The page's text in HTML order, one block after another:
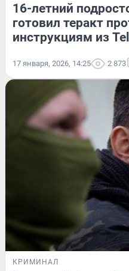
16-летний
готовил теракт
инструкциям из
17 января, 2026, 14:25 2 873
КРИМИНАЛ